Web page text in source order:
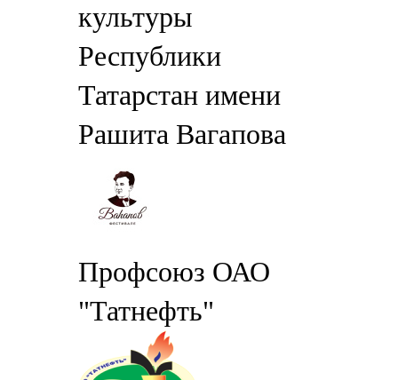
культуры
Республики
Татарстан имени
Рашита Вагапова
Профсоюз ОАО
"Татнефть"